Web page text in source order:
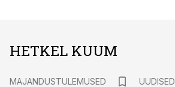
HETKEL KUUM
MAJANDUSTULEMUSED
UUDISED